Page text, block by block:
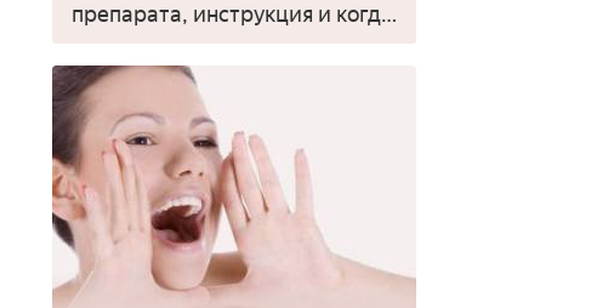
препарата, инструкция и когда
применять